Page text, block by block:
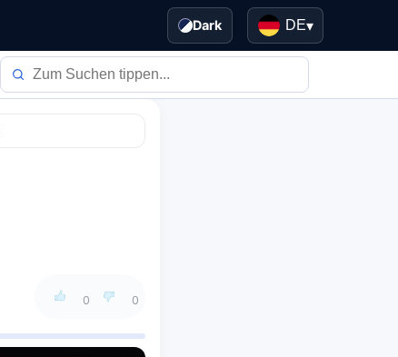
Dark DE▾
0 0